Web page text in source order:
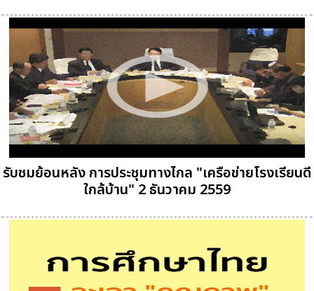
รับชมย้อนหลัง การประชุมทางไกล "เครือข่ายโรงเรียนดี
ใกล้บ้าน" 2 ธันวาคม 2559